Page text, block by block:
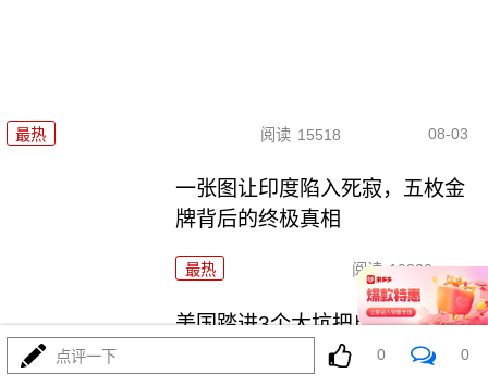
最热 阅读 15518 08-03
一张图让印度陷入死寂，五枚金
牌背后的终极真相
最热 阅读 10820
美国踏进3个大坑把自己埋了！恐
点评一下 0 0